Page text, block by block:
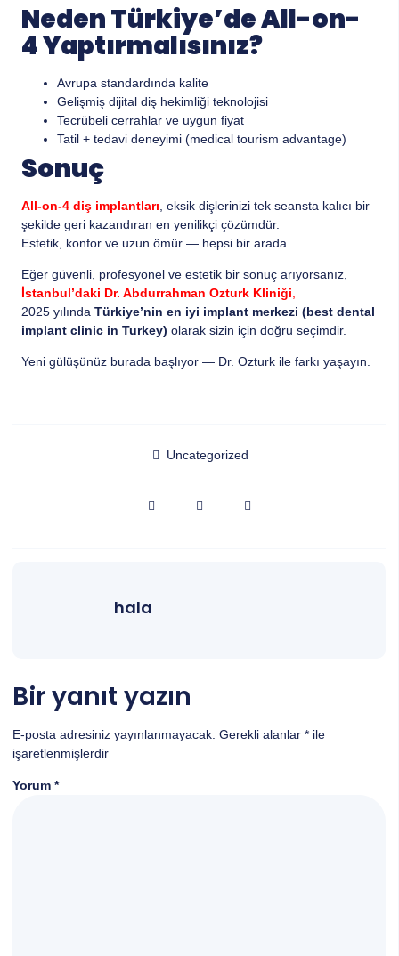
Neden Türkiye’de All-on-
4 Yaptırmalısınız?
Avrupa standardında kalite
Gelişmiş dijital diş hekimliği teknolojisi
Tecrübeli cerrahlar ve uygun fiyat
Tatil + tedavi deneyimi (medical tourism advantage)
Sonuç
All-on-4 diş implantları , eksik dişlerinizi tek seansta kalıcı bir
şekilde geri kazandıran en yenilikçi çözümdür.
Estetik, konfor ve uzun ömür — hepsi bir arada.
Eğer güvenli, profesyonel ve estetik bir sonuç arıyorsanız,
İstanbul’daki Dr. Abdurrahman Ozturk Kliniği
2025 yılında Türkiye’nin en iyi implant merkezi (best dental
implant clinic in Turkey) olarak sizin için doğru seçimdir.
Yeni gülüşünüz burada başlıyor — Dr. Ozturk ile farkı yaşayın.
Uncategorized
hala
Bir yanıt yazın
E-posta adresiniz yayınlanmayacak. Gerekli alanlar * ile
işaretlenmişlerdir
Yorum *